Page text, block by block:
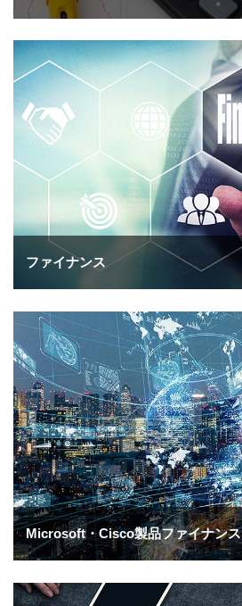
ファイナンス
Microsoft・Cisco製品ファイナンス